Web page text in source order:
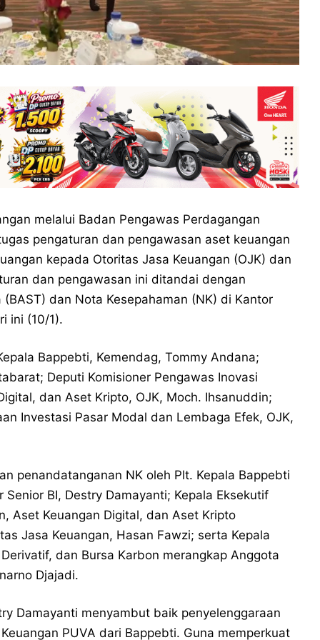
melalui Badan Pengawas Perdagangan
pengaturan dan pengawasan aset keuangan
kepada Otoritas Jasa Keuangan (OJK) dan
dan pengawasan ini ditandai dengan
dan Nota Kesepahaman (NK) di Kantor
ini (10/1).
Bappebti, Kemendag, Tommy Andana;
Deputi Komisioner Pengawas Inovasi
dan Aset Kripto, OJK, Moch. Ihsanuddin;
Investasi Pasar Modal dan Lembaga Efek, OJK,
penandatanganan NK oleh Plt. Kepala Bappebti
BI, Destry Damayanti; Kepala Eksekutif
Aset Keuangan Digital, dan Aset Kripto
Jasa Keuangan, Hasan Fawzi; serta Kepala
dan Bursa Karbon merangkap Anggota
Djajadi.
Damayanti menyambut baik penyelenggaraan
PUVA dari Bappebti. Guna memperkuat